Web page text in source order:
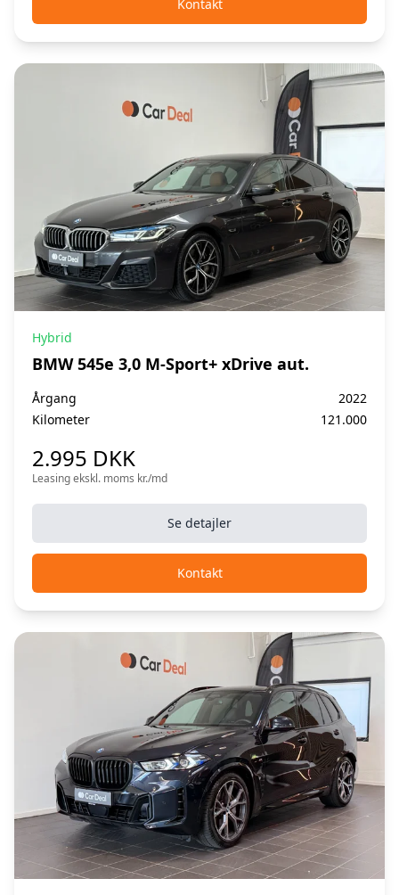
Kontakt
Hybrid
BMW 545e 3,0 M-Sport+ xDrive aut.
Årgang
2022
Kilometer
121.000
2.995 DKK
Leasing ekskl. moms kr./md
Se detajler
Kontakt